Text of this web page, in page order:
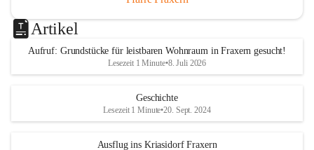
Artikel
Aufruf: Grundstücke für leistbaren Wohnraum in Fraxern gesucht!
Lesezeit 1 Minute•8. Juli 2026
Geschichte
Lesezeit 1 Minute•20. Sept. 2024
Ausflug ins Kriasidorf Fraxern